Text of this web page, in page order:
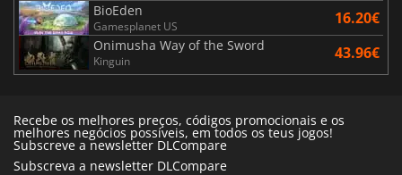
BioEden
Gamesplanet US 16.20€
Onimusha Way of the Sword
Kinguin 43.96€
Recebe os melhores preços, códigos promocionais e os
melhores negócios possíveis, em todos os teus jogos!
Subscreve a newsletter DLCompare
Subscreva a newsletter DLCompare